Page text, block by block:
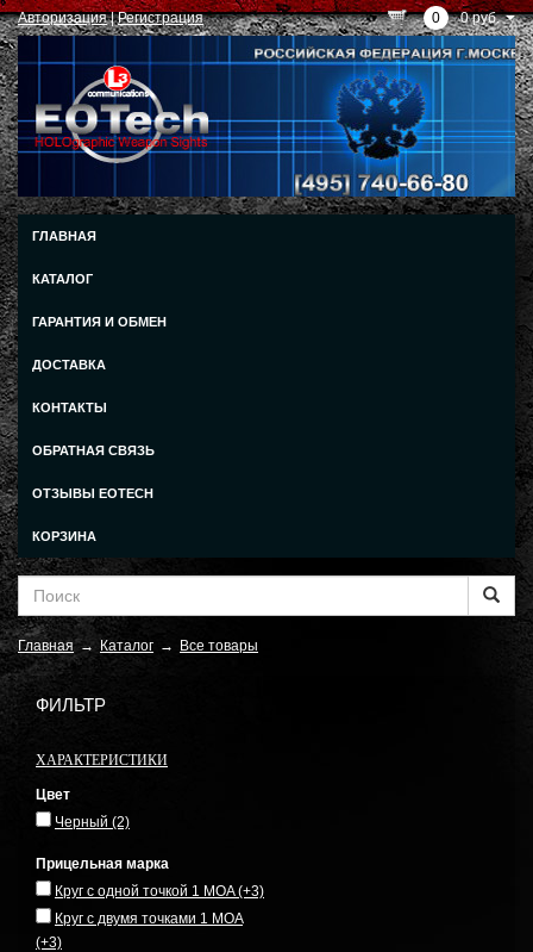
Авторизация|Регистрация 0 0 руб.
ГЛАВНАЯ
КАТАЛОГ
ГАРАНТИЯ И ОБМЕН
ДОСТАВКА
КОНТАКТЫ
ОБРАТНАЯ СВЯЗЬ
ОТЗЫВЫ EOTECH
КОРЗИНА
Главная → Каталог → Все товары
ФИЛЬТР
ХАРАКТЕРИСТИКИ
Цвет
Черный (2)
Прицельная марка
Круг с одной точкой 1 MOA(+3)
Круг с двумя точками 1 MOA
(+3)